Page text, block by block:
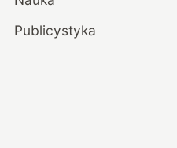
Publicystyka